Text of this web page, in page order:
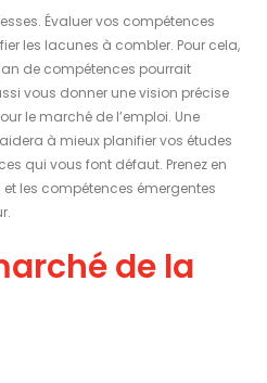
Évaluer vos compétences
les lacunes à combler. Pour cela,
de compétences pourrait
vous donner une vision précise
le marché de l’emploi. Une
à mieux planifier vos études
qui vous font défaut. Prenez en
les compétences émergentes
de la